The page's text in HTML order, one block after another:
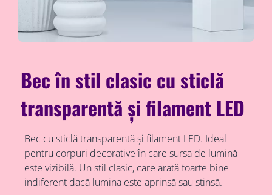
Bec în stil clasic cu sticlă
transparentă și filament LED
Bec cu sticlă transparentă și filament LED. Ideal
pentru corpuri decorative în care sursa de lumină
este vizibilă. Un stil clasic, care arată foarte bine
indiferent dacă lumina este aprinsă sau stinsă.